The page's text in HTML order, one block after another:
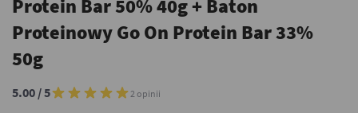
Protein Bar 50% 40g + Baton
Proteinowy Go On Protein Bar 33%
50g
5.00 / 5 2 opinii